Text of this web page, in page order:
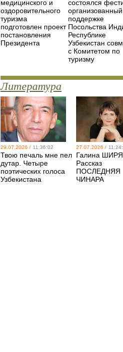
медицинского и
оздоровительного
туризма
подготовлен проект
постановления
Президента
состоялся
поддержке
Посольства
Республике
Узбекистан
с Комитетом по
туризму
Литература
29.07.2026 / 11:36:02
Твою печаль мне пел
дутар. Четыре
поэтических голоса
Узбекистана
27.07.2026 /
Галина
Рассказ
ПОСЛЕДНЯЯ
ЧИНАРА